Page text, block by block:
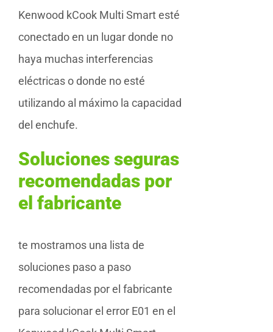
Kenwood kCook Multi Smart esté
conectado en un lugar donde no
haya muchas interferencias
eléctricas o donde no esté
utilizando al máximo la capacidad
del enchufe.
Soluciones seguras
recomendadas por
el fabricante
te mostramos una lista de
soluciones paso a paso
recomendadas por el fabricante
para solucionar el error E01 en el